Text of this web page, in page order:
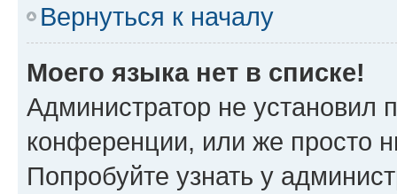
Вернуться к началу
Моего языка нет в списке!
Администратор не установил
конференции, или же просто
Попробуйте узнать у